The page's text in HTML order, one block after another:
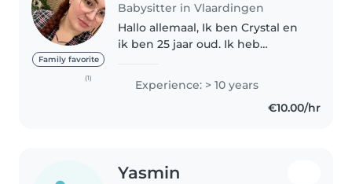
Family favorite
(1)
Babysitter in Vlaardingen
Hallo allemaal, Ik ben Crystal en
ik ben 25 jaar oud. Ik heb
met oppassen. In het verleden
heb ik twee jaar een opleiding
gevolgd tot gespecialiseerd..
Experience: > 10 years
€10.00/hr
Yasmin